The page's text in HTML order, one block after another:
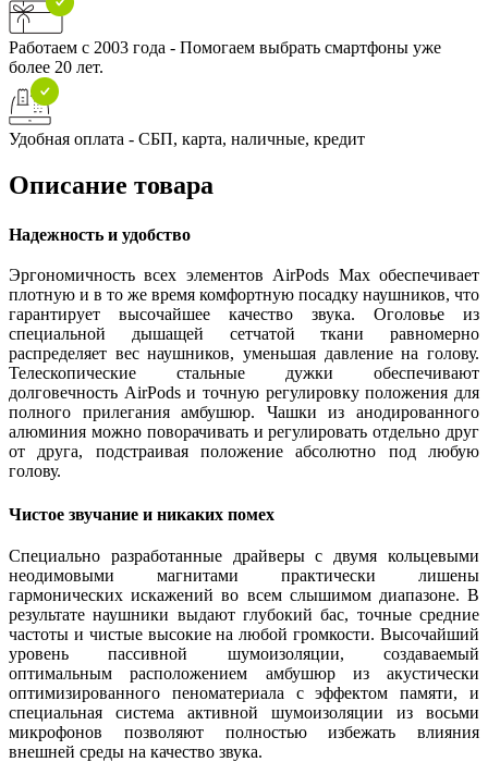
Работаем с 2003 года - Помогаем выбрать смартфоны уже
более 20 лет.
Удобная оплата - СБП, карта, наличные, кредит
Описание товара
Надежность и удобство
Эргономичность всех элементов AirPods Max обеспечивает
плотную и в то же время комфортную посадку наушников, что
гарантирует высочайшее качество звука. Оголовье из
специальной дышащей сетчатой ткани равномерно
распределяет вес наушников, уменьшая давление на голову.
Телескопические стальные дужки обеспечивают
долговечность AirPods и точную регулировку положения для
полного прилегания амбушюр. Чашки из анодированного
алюминия можно поворачивать и регулировать отдельно друг
от друга, подстраивая положение абсолютно под любую
голову.
Чистое звучание и никаких помех
Специально разработанные драйверы с двумя кольцевыми
неодимовыми магнитами практически лишены
гармонических искажений во всем слышимом диапазоне. В
результате наушники выдают глубокий бас, точные средние
частоты и чистые высокие на любой громкости. Высочайший
уровень пассивной шумоизоляции, создаваемый
оптимальным расположением амбушюр из акустически
оптимизированного пеноматериала с эффектом памяти, и
специальная система активной шумоизоляции из восьми
микрофонов позволяют полностью избежать влияния
внешней среды на качество звука.